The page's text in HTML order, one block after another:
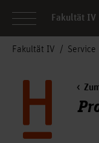
Fakultät IV
Fakultät IV Service